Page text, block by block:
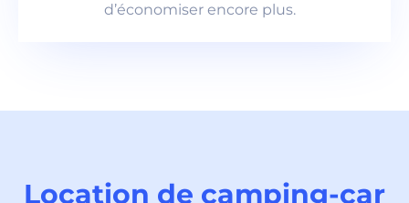
d’économiser encore plus.
Location de camping-car